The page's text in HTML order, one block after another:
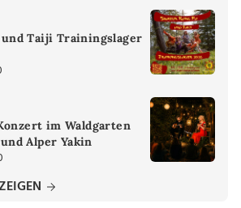
Taiji Trainingslager
im Waldgarten
Alper Yakin